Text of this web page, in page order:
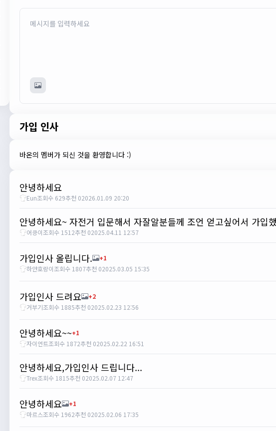
가입 인사
바온의 멤버가 되신 것을 환영합니다 :)
안녕하세요
Eun조회수 629추천 02026.01.09 20:20
안녕하세요~ 자전거 입문해서 자잘알분들께 조언 얻고싶어서 가입
어킁이조회수 1512추천 02025.04.11 12:57
가입인사 올립니다.
+1
하얀호랑이조회수 1807추천 02025.03.05 15:35
가입인사 드려요
+2
거부기조회수 1885추천 02025.02.23 12:56
안녕하세요~~+1
자이언트조회수 1872추천 02025.02.22 16:51
안녕하세요,가입인사 드립니다...
Trex조회수 1815추천 02025.02.07 12:47
안녕하세요
+1
마르스조회수 1962추천 02025.02.06 17:35